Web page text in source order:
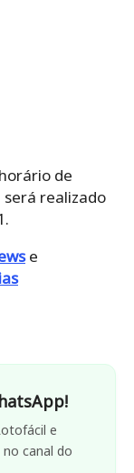
de
realizado
e
e
canal do